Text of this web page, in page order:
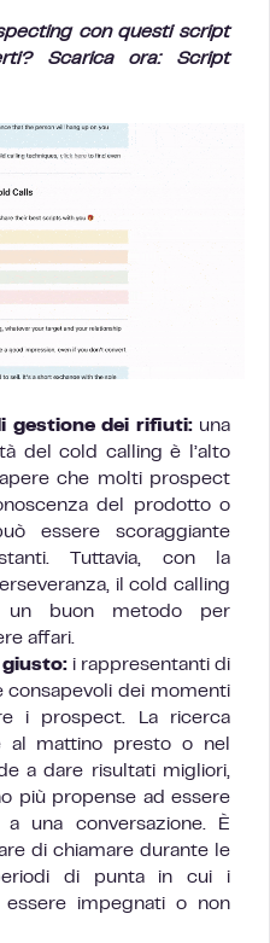
con questi script
Scarica ora: Script
gestione dei rifiuti:una
del cold calling è l’alto
che molti prospect
del prodotto o
essere scoraggiante
Tuttavia, con la
il cold calling
un buon metodo per
affari.
giusto: i rappresentanti di
consapevoli dei momenti
i prospect. La ricerca
al mattino presto o nel
a dare risultati migliori,
più propense ad essere
una conversazione. È
di chiamare durante le
di punta in cui i
impegnati o non